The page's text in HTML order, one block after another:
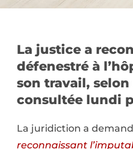
La justice a
défenestré à
son travail,
consultée lundi
La juridiction a
reconnaissant